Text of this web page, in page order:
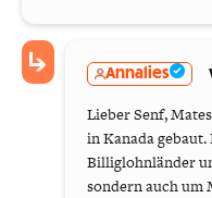
Annalies
Lieber Senf,
in Kanada
Billiglohnländer
sondern auch